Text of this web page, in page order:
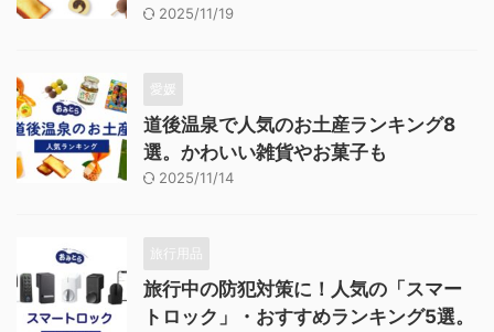
2025/11/19
愛媛
道後温泉で人気のお土産ランキング8
選。かわいい雑貨やお菓子も
2025/11/14
旅行用品
旅行中の防犯対策に！人気の「スマー
トロック」・おすすめランキング5選。